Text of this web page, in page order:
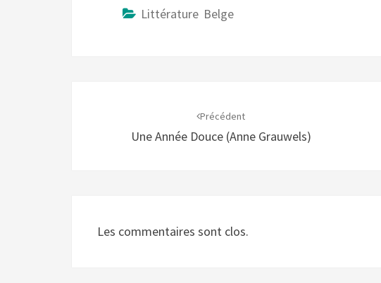
Littérature Belge
Précédent
Une Année Douce (Anne Grauwels)
Les commentaires sont clos.